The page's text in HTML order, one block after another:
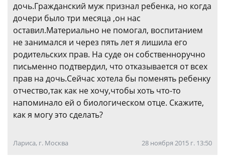
дочь.Гражданский муж признал ребенка, но когда
дочери было три месяца ,он нас
оставил.Материально не помогал, воспитанием
не занимался и через пять лет я лишила его
родительских прав. На суде он собственноручно
письменно подтвердил, что отказывается от всех
прав на дочь.Сейчас хотела бы поменять ребенку
отчество,так как не хочу,чтобы хоть что-то
напоминало ей о биологическом отце. Скажите,
как я могу это сделать?
Лариса, г. Москва 28 ноября 2015 г. 13:50